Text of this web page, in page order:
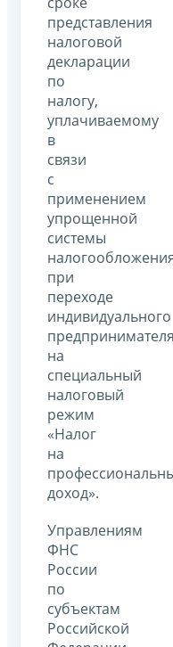
представления
налоговой
декларации
по
налогу,
уплачиваемому
в
связи
с
применением
упрощенной
системы
при
переходе
индивидуального
предпринимателя
на
специальный
налоговый
режим
«Налог
на
доход».
Управлениям
ФНС
России
по
субъектам
Российской